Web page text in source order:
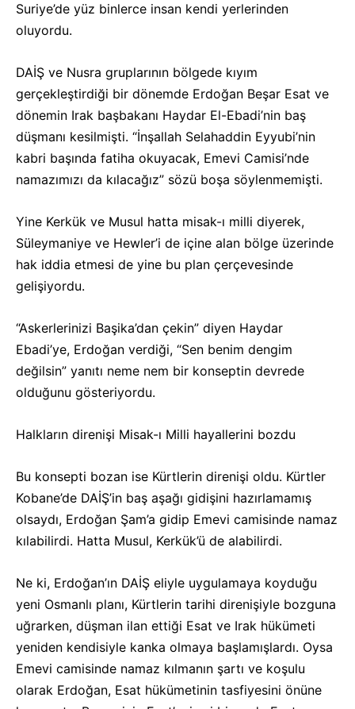
Suriye’de yüz binlerce insan kendi yerlerinden
oluyordu.
DAİŞ ve Nusra gruplarının bölgede kıyım
gerçekleştirdiği bir dönemde Erdoğan Beşar Esat ve
dönemin Irak başbakanı Haydar El-Ebadi’nin baş
düşmanı kesilmişti. “İnşallah Selahaddin Eyyubi’nin
kabri başında fatiha okuyacak, Emevi Camisi’nde
namazımızı da kılacağız” sözü boşa söylenmemişti.
Yine Kerkük ve Musul hatta misak-ı milli diyerek,
Süleymaniye ve Hewler’i de içine alan bölge üzerinde
hak iddia etmesi de yine bu plan çerçevesinde
gelişiyordu.
“Askerlerinizi Başika’dan çekin” diyen Haydar
Ebadi’ye, Erdoğan verdiği, “Sen benim dengim
değilsin” yanıtı neme nem bir konseptin devrede
olduğunu gösteriyordu.
Halkların direnişi Misak-ı Milli hayallerini bozdu
Bu konsepti bozan ise Kürtlerin direnişi oldu. Kürtler
Kobane’de DAİŞ’in baş aşağı gidişini hazırlamamış
olsaydı, Erdoğan Şam’a gidip Emevi camisinde namaz
kılabilirdi. Hatta Musul, Kerkük’ü de alabilirdi.
Ne ki, Erdoğan’ın DAİŞ eliyle uygulamaya koyduğu
yeni Osmanlı planı, Kürtlerin tarihi direnişiyle bozguna
uğrarken, düşman ilan ettiği Esat ve Irak hükümeti
yeniden kendisiyle kanka olmaya başlamışlardı. Oysa
Emevi camisinde namaz kılmanın şartı ve koşulu
olarak Erdoğan, Esat hükümetinin tasfiyesini önüne